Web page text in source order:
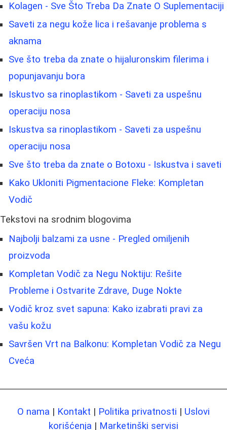
Kolagen - Sve Što Treba Da Znate O Suplementaciji
Saveti za negu kože lica i rešavanje problema s
aknama
Sve što treba da znate o hijaluronskim filerima i
popunjavanju bora
Iskustvo sa rinoplastikom - Saveti za uspešnu
operaciju nosa
Iskustva sa rinoplastikom - Saveti za uspešnu
operaciju nosa
Sve što treba da znate o Botoxu - Iskustva i saveti
Kako Ukloniti Pigmentacione Fleke: Kompletan
Vodič
Tekstovi na srodnim blogovima
Najbolji balzami za usne - Pregled omiljenih
proizvoda
Kompletan Vodič za Negu Noktiju: Rešite
Probleme i Ostvarite Zdrave, Duge Nokte
Vodič kroz svet sapuna: Kako izabrati pravi za
vašu kožu
Savršen Vrt na Balkonu: Kompletan Vodič za Negu
Cveća
O nama | Kontakt | Politika privatnosti | Uslovi
korišćenja | Marketinški servisi